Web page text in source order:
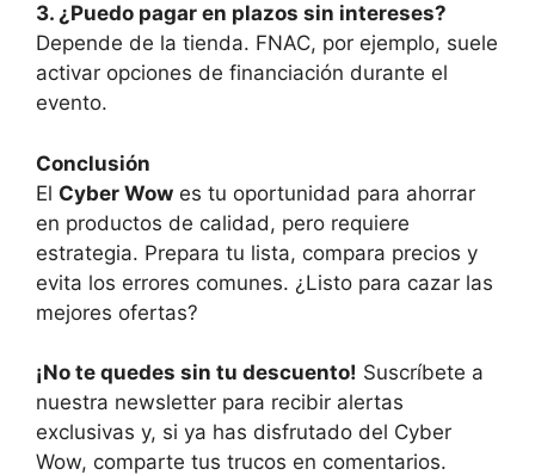
3. ¿Puedo pagar en plazos sin intereses?
Depende de la tienda. FNAC, por ejemplo, suele
activar opciones de financiación durante el
evento.
Conclusión
El Cyber Wow es tu oportunidad para ahorrar
en productos de calidad, pero requiere
estrategia. Prepara tu lista, compara precios y
evita los errores comunes. ¿Listo para cazar las
mejores ofertas?
¡No te quedes sin tu descuento! Suscríbete a
nuestra newsletter para recibir alertas
exclusivas y, si ya has disfrutado del Cyber
Wow, comparte tus trucos en comentarios.